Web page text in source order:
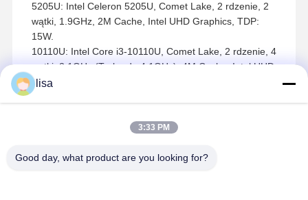
5205U: Intel Celeron 5205U, Comet Lake, 2 rdzenie, 2
wątki, 1.9GHz, 2M Cache, Intel UHD Graphics, TDP:
15W.
10110U: Intel Core i3-10110U, Comet Lake, 2 rdzenie, 4
wątki, 2.1GHz (Turbo do 4.1GHz), 4M Cache, Intel UHD
Graphics, TDP: 15W.
10210U: Intel Core i5-10210U, Comet Lake, 4 rdzenie,
UHD Graphics, TDP: 15W.
8 wątków, 1.8GHz (Turbo do 4.9GHz), 8M Cache, Intel
lisa
3:33 PM
Good day, what product are you looking for?